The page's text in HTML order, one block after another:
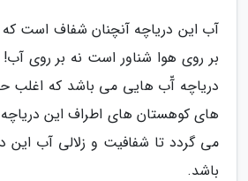
آب این دریاچه آنچنان شفاف است
بر روی هوا شناور است نه بر روی آب!
دریاچه آّب هایی می باشد که
های کوهستان های اطراف این
می گردد تا شفافیت و زلالی آب این
باشد.